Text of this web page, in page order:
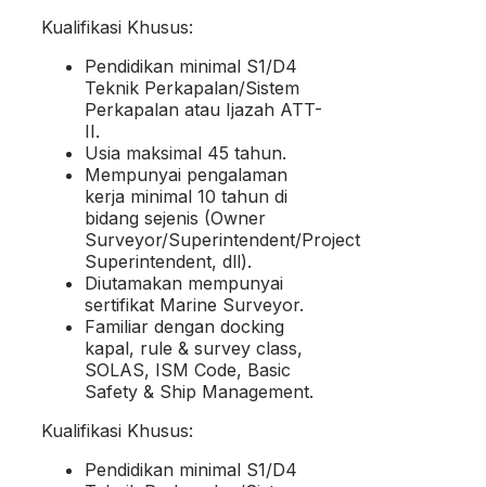
Kualifikasi Khusus:
Pendidikan minimal S1/D4
Teknik Perkapalan/Sistem
Perkapalan atau Ijazah ATT-
II.
Usia maksimal 45 tahun.
Mempunyai pengalaman
kerja minimal 10 tahun di
bidang sejenis (Owner
Surveyor/Superintendent/Project
Superintendent, dll).
Diutamakan mempunyai
sertifikat Marine Surveyor.
Familiar dengan docking
kapal, rule & survey class,
SOLAS, ISM Code, Basic
Safety & Ship Management.
Kualifikasi Khusus:
Pendidikan minimal S1/D4